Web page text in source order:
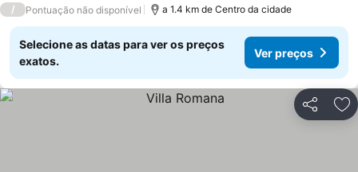
/ Pontuação não disponível a 1.4 km de Centro da cidade
Selecione as datas para ver os preços
exatos.
Ver preços
Partilhar